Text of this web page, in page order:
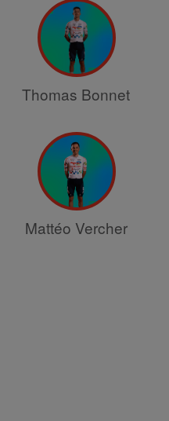
Thomas Bonnet
Mattéo Vercher